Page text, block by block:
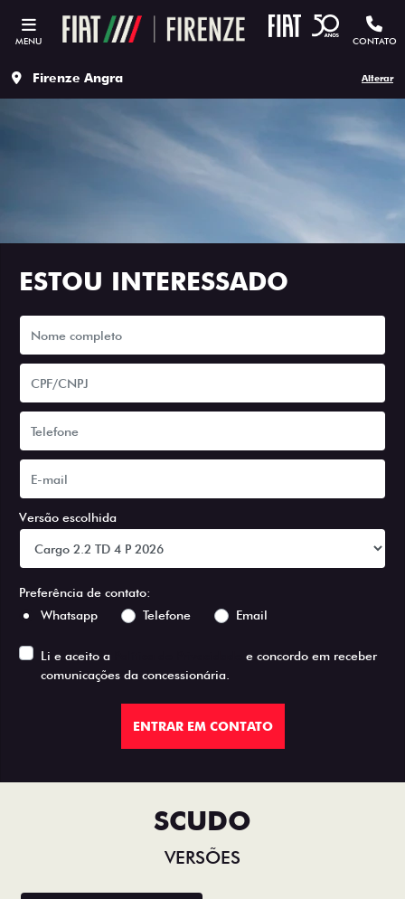
MENU CONTATO
Firenze Angra Alterar
ESTOU INTERESSADO
Versão escolhida
Preferência de contato:
Whatsapp
Telefone Email
Li e aceito a
e concordo em receber
comunicações da concessionária.
ENTRAR EM CONTATO
SCUDO
VERSÕES